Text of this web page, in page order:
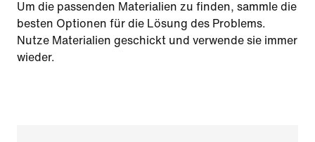
Um die passenden Materialien zu finden, sammle die
besten Optionen für die Lösung des Problems.
Nutze Materialien geschickt und verwende sie immer
wieder.